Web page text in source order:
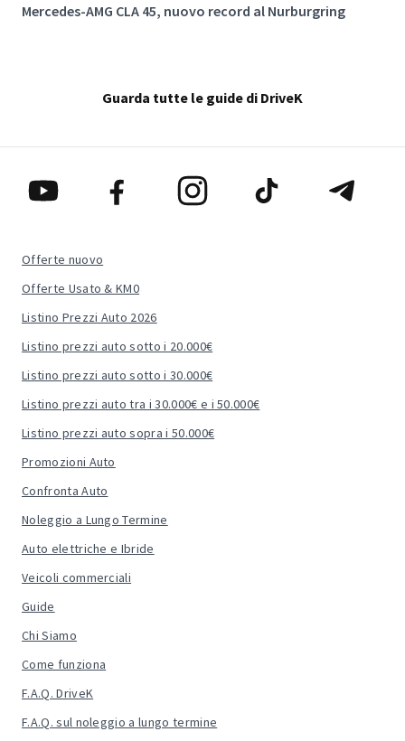
Mercedes-AMG CLA 45, nuovo record al Nurburgring
Guarda tutte le guide di DriveK
Offerte nuovo
Offerte Usato & KM0
Listino Prezzi Auto 2026
Listino prezzi auto sotto i 20.000€
Listino prezzi auto sotto i 30.000€
Listino prezzi auto tra i 30.000€ e i 50.000€
Listino prezzi auto sopra i 50.000€
Promozioni Auto
Confronta Auto
Noleggio a Lungo Termine
Auto elettriche e Ibride
Veicoli commerciali
Guide
Chi Siamo
Come funziona
F.A.Q. DriveK
F.A.Q. sul noleggio a lungo termine